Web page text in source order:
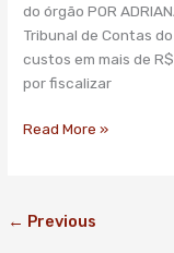
do órgão POR
Tribunal de Contas
custos em mais de
por fiscalizar
ano
Read More »
← Previous